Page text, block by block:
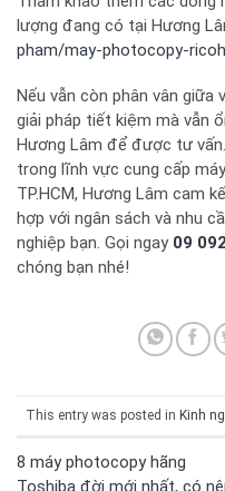
lượng đang có tại Hương
pham/may-photocopy-
Nếu vẫn còn phân vân
giải pháp tiết kiệm mà vẫn
Hương Lâm để được tư
trong lĩnh vực cung cấp
TP.HCM, Hương Lâm cam
hợp với ngân sách và nhu
nghiệp bạn. Gọi ngay 09
chóng bạn nhé!
This entry was posted in Kinh
8 máy photocopy hãng
Toshiba đời mới nhất, có